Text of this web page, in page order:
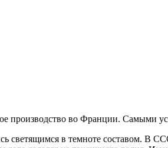
производство во Франции. Самыми
в темноте составом. В